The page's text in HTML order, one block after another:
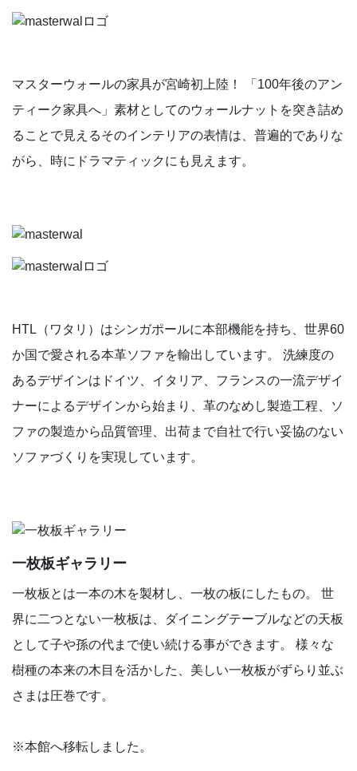
マスターウォールの家具が宮崎初上陸！ 「100年後のアン
ティーク家具へ」素材としてのウォールナットを突き詰め
ることで⾒えるそのインテリアの表情は、普遍的でありな
がら、時にドラマティックにも⾒えます。
HTL（ワタリ）はシンガポールに本部機能を持ち、世界60
か国で愛される本革ソファを輸出しています。 洗練度の
あるデザインはドイツ、イタリア、フランスの一流デザイ
ナーによるデザインから始まり、革のなめし製造工程、ソ
ファの製造から品質管理、出荷まで自社で行い妥協のない
ソファづくりを実現しています。
一枚板ギャラリー
⼀枚板とは⼀本の⽊を製材し、⼀枚の板にしたもの。 世
界に⼆つとない⼀枚板は、ダイニングテーブルなどの天板
として⼦や孫の代まで使い続ける事ができます。 様々な
樹種の本来の⽊⽬を活かした、美しい⼀枚板がずらり並ぶ
さまは圧巻です。
※本館へ移転しました。